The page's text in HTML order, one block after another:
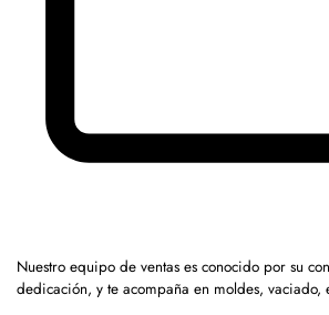
Nuestro equipo de ventas es conocido por su
dedicación, y te acompaña en moldes, vaciado,